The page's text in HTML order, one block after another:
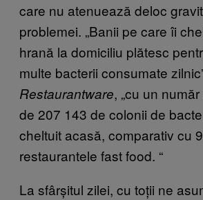
care nu atenuează deloc
problemei. „Banii pe care îi
hrană la domiciliu plătesc
multe bacterii consumate
Restaurantware, „cu un
de 207 143 de colonii de
cheltuit acasă, comparativ cu
restaurantele fast food. “
La sfârșitul zilei, cu toții ne